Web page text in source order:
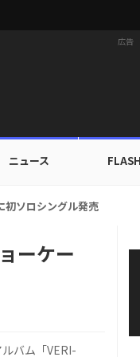
広告
ニュース
アル！
ーケー
バム「VERI-